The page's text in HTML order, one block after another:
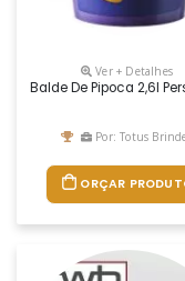
Ver + Detalhes
Balde De Pipoca 2,6l
Por: Totus
ORÇAR